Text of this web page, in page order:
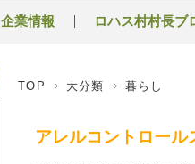
企業情報 ロハス村村長ブ
TOP 大分類 暮らし
アレルコントロール